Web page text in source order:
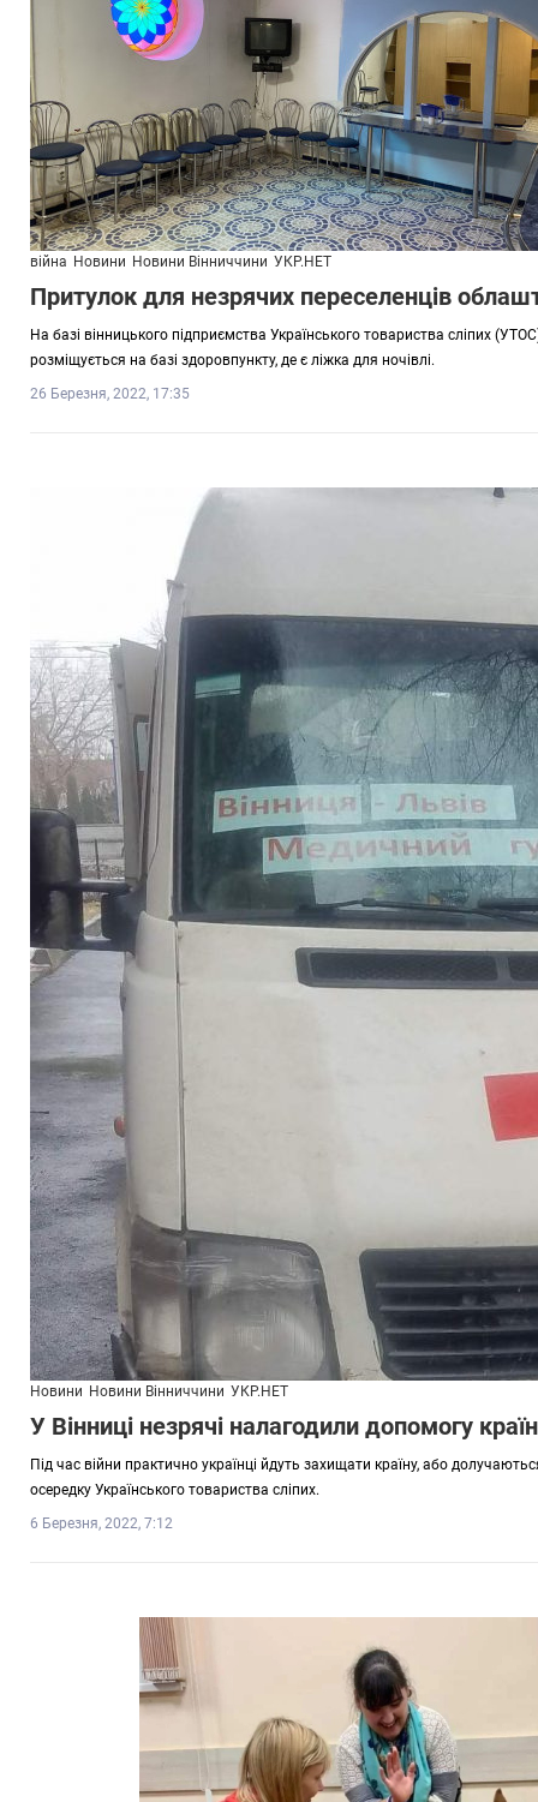
війна Новини Новини Вінниччини УКР.НЕТ
Притулок для незрячих переселенців
На базі вінницького підприємства Українського товариства сліпих
розміщується на базі здоровпункту, де є ліжка для ночівлі.
26 Березня, 2022, 17:35
Новини Новини Вінниччини УКР.НЕТ
У Вінниці незрячі налагодили допомогу
Під час війни практично українці йдуть захищати країну, або
осередку Українського товариства сліпих.
6 Березня, 2022, 7:12